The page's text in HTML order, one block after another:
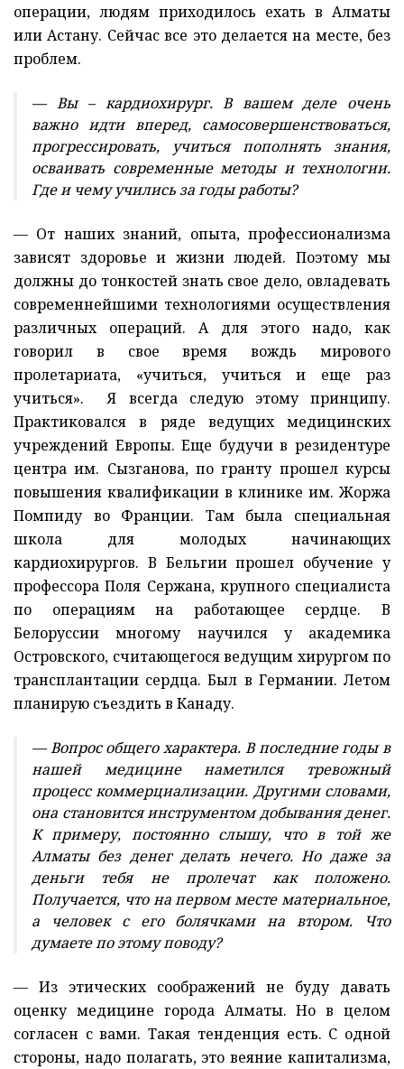
операции, людям приходилось ехать в Алматы
или Астану. Сейчас все это делается на месте, без
проблем.
— Вы – кардиохирург. В вашем деле очень
важно идти вперед, самосовершенствоваться,
прогрессировать, учиться пополнять знания,
осваивать современные методы и технологии.
Где и чему учились за годы работы?
— От наших знаний, опыта, профессионализма
зависят здоровье и жизни людей. Поэтому мы
должны до тонкостей знать свое дело, овладевать
современнейшими технологиями осуществления
различных операций. А для этого надо, как
говорил в свое время вождь мирового
пролетариата, «учиться, учиться и еще раз
учиться». Я всегда следую этому принципу.
Практиковался в ряде ведущих медицинских
учреждений Европы. Еще будучи в резидентуре
центра им. Сызганова, по гранту прошел курсы
повышения квалификации в клинике им. Жоржа
Помпиду во Франции. Там была специальная
школа для молодых начинающих
кардиохирургов. В Бельгии прошел обучение у
профессора Поля Сержана, крупного специалиста
по операциям на работающее сердце. В
Белоруссии многому научился у академика
Островского, считающегося ведущим хирургом по
трансплантации сердца. Был в Германии. Летом
планирую съездить в Канаду.
— Вопрос общего характера. В последние годы в
нашей медицине наметился тревожный
процесс коммерциализации. Другими словами,
она становится инструментом добывания денег.
К примеру, постоянно слышу, что в той же
Алматы без денег делать нечего. Но даже за
деньги тебя не пролечат как положено.
Получается, что на первом месте материальное,
а человек с его болячками на втором. Что
думаете по этому поводу?
— Из этических соображений не буду давать
оценку медицине города Алматы. Но в целом
согласен с вами. Такая тенденция есть. С одной
стороны, надо полагать, это веяние капитализма,